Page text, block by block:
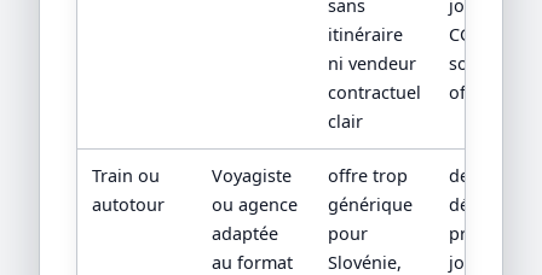
sans
itinéraire
ni vendeur
contractuel
clair
jour,
CGV/CPV et
sources
officielles
Train ou
autotour
Voyagiste
ou agence
adaptée
au format
offre trop
générique
pour
Slovénie,
devis
détaillé,
jour par